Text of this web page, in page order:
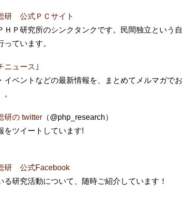
研 公式ＰＣサイト
Ｐ研究所のシンクタンクです。民間独立という自
ています。
ニュース｣
ベントなどの最新情報を、まとめてメルマガでお
行）。
研の twitter （@php_research）
をツイートしています!
研 公式Facebook
研究活動について、随時ご紹介しています！